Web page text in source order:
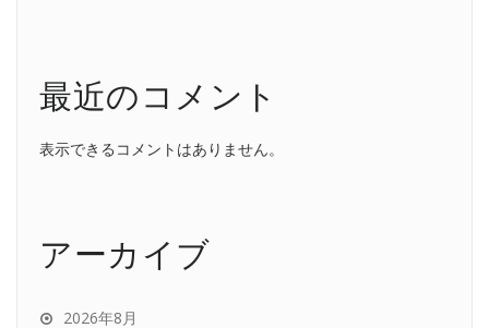
最近のコメント
表示できるコメントはありません。
アーカイブ
2026年8月